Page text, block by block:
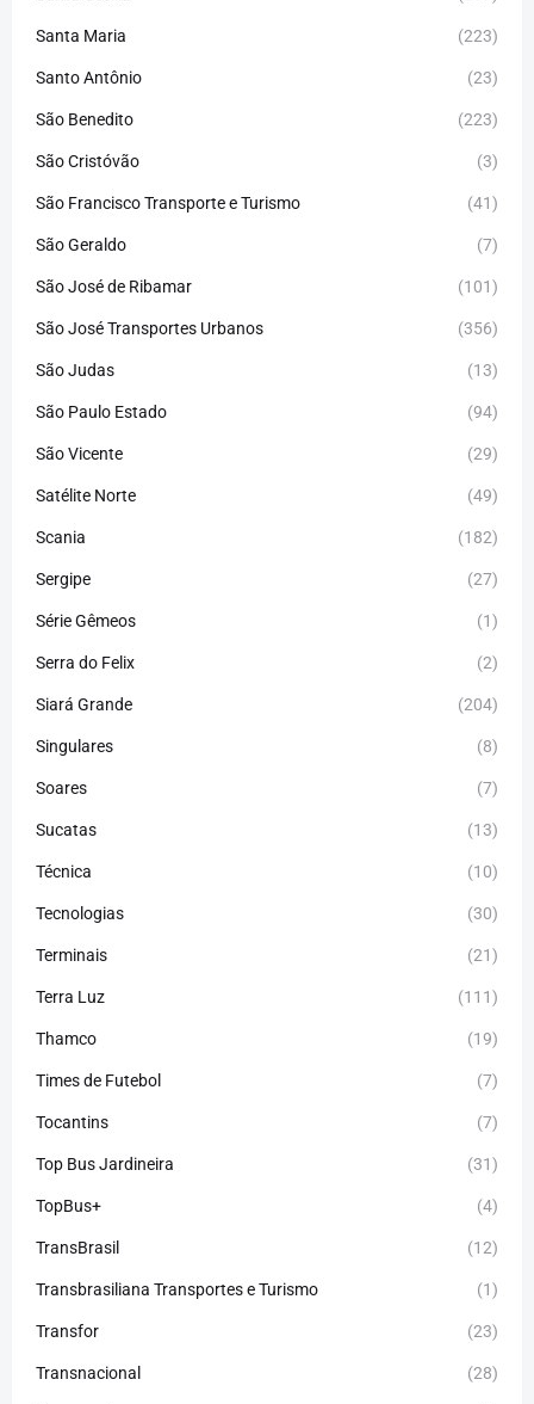
Santa Maria (223)
Santo Antônio (23)
São Benedito (223)
São Cristóvão (3)
São Francisco Transporte e Turismo (41)
São Geraldo (7)
São José de Ribamar (101)
São José Transportes Urbanos (356)
São Judas (13)
São Paulo Estado (94)
São Vicente (29)
Satélite Norte (49)
Scania (182)
Sergipe (27)
Série Gêmeos (1)
Serra do Felix (2)
Siará Grande (204)
Singulares (8)
Soares (7)
Sucatas (13)
Técnica (10)
Tecnologias (30)
Terminais (21)
Terra Luz (111)
Thamco (19)
Times de Futebol (7)
Tocantins (7)
Top Bus Jardineira (31)
TopBus+ (4)
TransBrasil (12)
Transbrasiliana Transportes e Turismo (1)
Transfor (23)
Transnacional (28)